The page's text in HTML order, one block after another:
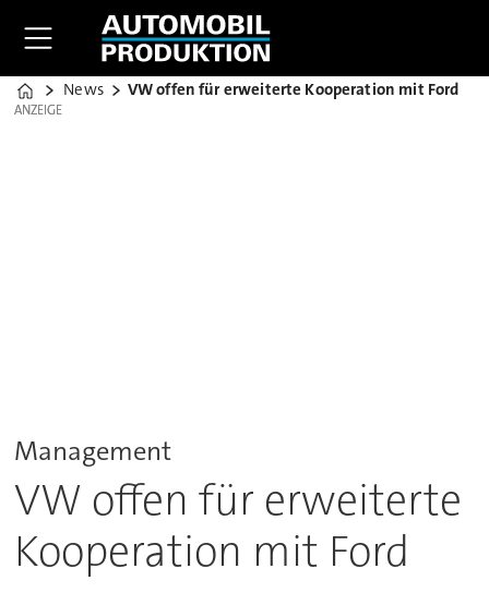
Home
News VW offen für erweiterte Kooperation mit Ford
ANZEIGE
ANZEIGE
Management
VW offen für erweiterte
Kooperation mit Ford